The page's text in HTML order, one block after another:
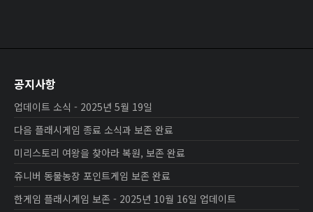
공지사항
업데이트 소식 - 2025년 5월 19일
다음 플래시게임 종료 소식과 보존 완료
미리스토리 여왕을 찾아라 복원, 보존 완료
쥬니버 동물농장 포인트게임 보존 완료
한게임 플래시게임 보존 - 2025년 10월 16일 업데이트